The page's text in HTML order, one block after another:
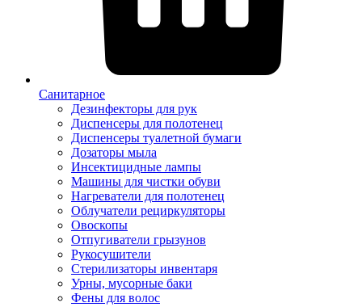
Санитарное
Дезинфекторы для рук
Диспенсеры для полотенец
Диспенсеры туалетной бумаги
Дозаторы мыла
Инсектицидные лампы
Машины для чистки обуви
Нагреватели для полотенец
Облучатели рециркуляторы
Овоскопы
Отпугиватели грызунов
Рукосушители
Стерилизаторы инвентаря
Урны, мусорные баки
Фены для волос